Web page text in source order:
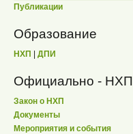
Публикации
Образование
НХП | ДПИ
Официально - НХП
Закон о НХП
Документы
Мероприятия и события